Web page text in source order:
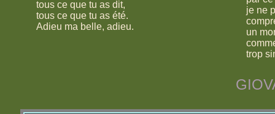
tous ce que tu as dit,
tous ce que tu as été.
Adieu ma belle, adieu.
je ne
un
trop